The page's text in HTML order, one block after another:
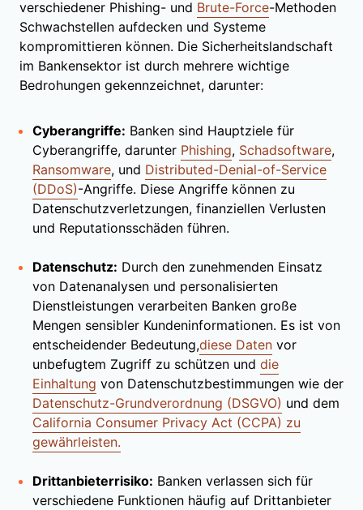
verschiedener Phishing- und Brute-Force-Methoden
Schwachstellen aufdecken und Systeme
kompromittieren können. Die Sicherheitslandschaft
im Bankensektor ist durch mehrere wichtige
Bedrohungen gekennzeichnet, darunter:
Cyberangriffe: Banken sind Hauptziele für
Cyberangriffe, darunter Phishing, Schadsoftware,
Ransomware, und Distributed-Denial-of-Service
(DDoS)-Angriffe. Diese Angriffe können zu
Datenschutzverletzungen, finanziellen Verlusten
und Reputationsschäden führen.
Datenschutz: Durch den zunehmenden Einsatz
von Datenanalysen und personalisierten
Dienstleistungen verarbeiten Banken große
Mengen sensibler Kundeninformationen. Es ist von
entscheidender Bedeutung,diese Daten vor
unbefugtem Zugriff zu schützen und die
Einhaltung von Datenschutzbestimmungen wie der
Datenschutz-Grundverordnung (DSGVO) und dem
California Consumer Privacy Act (CCPA) zu
gewährleisten.
Drittanbieterrisiko: Banken verlassen sich für
verschiedene Funktionen häufig auf Drittanbieter